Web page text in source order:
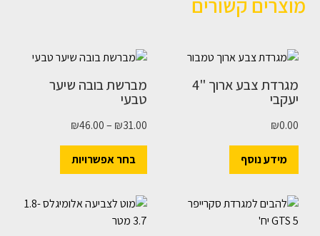
מוצרים קשורים
מגרדת צבע ארוך "4
יעקבי
₪0.00
מידע נוסף
מברשת בובה שיער
טבעי
₪31.00
–
₪46.00
בחר אפשרויות